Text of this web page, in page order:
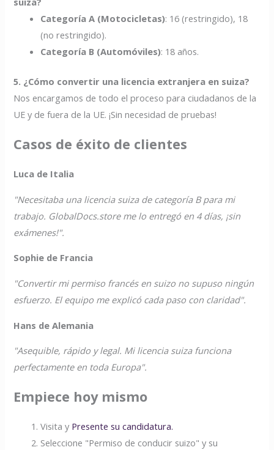
Categoría A (Motocicletas): 16 (restringido), 18
(no restringido).
Categoría B (Automóviles): 18 años.
5. ¿Cómo convertir una licencia extranjera en suiza?
Nos encargamos de todo el proceso para ciudadanos de la
UE y de fuera de la UE. ¡Sin necesidad de pruebas!
Casos de éxito de clientes
Luca de Italia
"Necesitaba una licencia suiza de categoría B para mi
trabajo. GlobalDocs.store me lo entregó en 4 días, ¡sin
exámenes!".
Sophie de Francia
"Convertir mi permiso francés en suizo no supuso ningún
esfuerzo. El equipo me explicó cada paso con claridad".
Hans de Alemania
"Asequible, rápido y legal. Mi licencia suiza funciona
perfectamente en toda Europa".
Empiece hoy mismo
Visita y Presente su candidatura.
Seleccione "Permiso de conducir suizo" y su